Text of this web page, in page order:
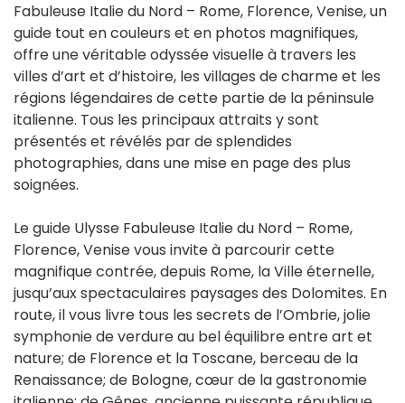
Fabuleuse Italie du Nord – Rome, Florence, Venise, un
guide tout en couleurs et en photos magnifiques,
offre une véritable odyssée visuelle à travers les
villes d’art et d’histoire, les villages de charme et les
régions légendaires de cette partie de la péninsule
italienne. Tous les principaux attraits y sont
présentés et révélés par de splendides
photographies, dans une mise en page des plus
soignées.
Le guide Ulysse Fabuleuse Italie du Nord – Rome,
Florence, Venise vous invite à parcourir cette
magnifique contrée, depuis Rome, la Ville éternelle,
jusqu’aux spectaculaires paysages des Dolomites. En
route, il vous livre tous les secrets de l’Ombrie, jolie
symphonie de verdure au bel équilibre entre art et
nature; de Florence et la Toscane, berceau de la
Renaissance; de Bologne, cœur de la gastronomie